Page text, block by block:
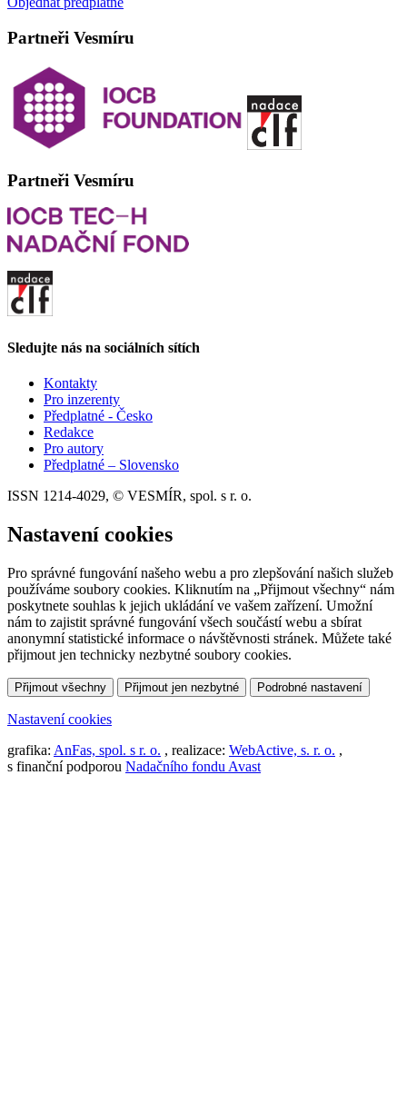
Partneři Vesmíru
Partneři Vesmíru
Sledujte nás na sociálních sítích
Kontakty
Pro inzerenty
Předplatné - Česko
Redakce
Pro autory
Předplatné – Slovensko
ISSN 1214-4029, © VESMÍR, spol. s r. o.
Nastavení cookies
Pro správné fungování našeho webu a pro zlepšování našich služeb
používáme soubory cookies. Kliknutím na „Přijmout všechny“ nám
poskytnete souhlas k jejich ukládání ve vašem zařízení. Umožní
nám to zajistit správné fungování všech součástí webu a sbírat
anonymní statistické informace o návštěvnosti stránek. Můžete také
přijmout jen technicky nezbytné soubory cookies.
Přijmout všechny Přijmout jen nezbytné Podrobné nastavení
Nastavení cookies
grafika: AnFas, spol. s r. o. , realizace: WebActive, s. r. o. ,
s finanční podporou Nadačního fondu Avast